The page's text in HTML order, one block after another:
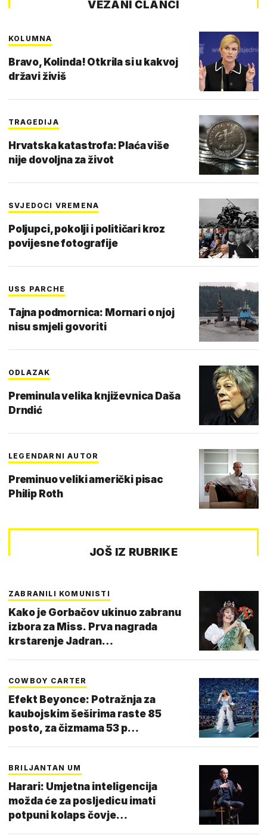
VEZANI ČLANCI
KOLUMNA
Bravo, Kolinda! Otkrila si u kakvoj
državi živiš
TRAGEDIJA
Hrvatska katastrofa: Plaća više
nije dovoljna za život
SVJEDOCI VREMENA
Poljupci, pokolji i političari kroz
povijesne fotografije
USS PARCHE
Tajna podmornica: Mornari o njoj
nisu smjeli govoriti
ODLAZAK
Preminula velika književnica Daša
Drndić
LEGENDARNI AUTOR
Preminuo veliki američki pisac
Philip Roth
JOŠ IZ RUBRIKE
ZABRANILI KOMUNISTI
Kako je Gorbačov ukinuo zabranu
izbora za Miss. Prva nagrada
krstarenje Jadran…
COWBOY CARTER
Efekt Beyonce: Potražnja za
kaubojskim šeširima raste 85
posto, za čizmama 53 p…
BRILJANTAN UM
Harari: Umjetna inteligencija
možda će za posljedicu imati
potpuni kolaps čovje…